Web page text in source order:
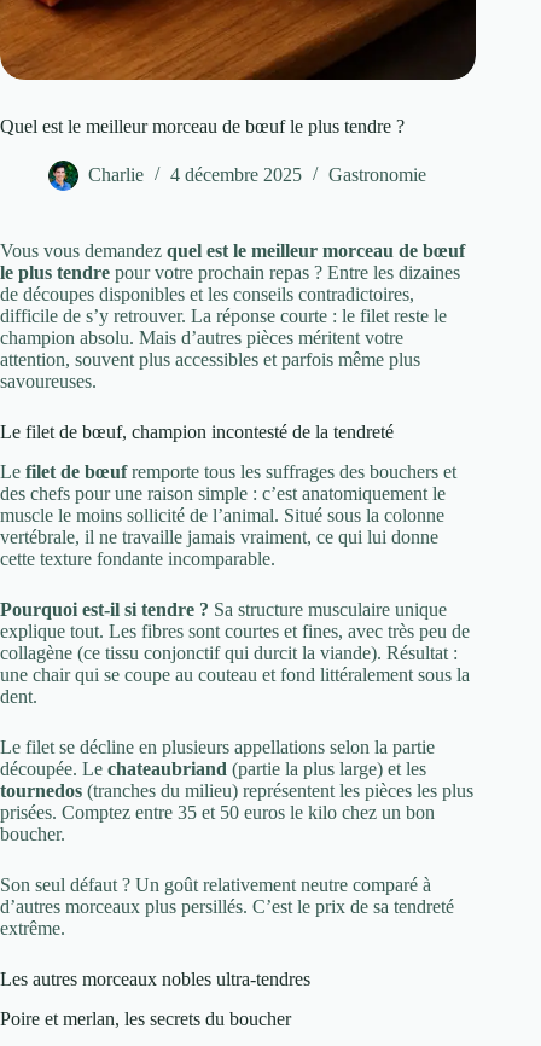
Quel est le meilleur morceau de bœuf le plus tendre ?
Charlie 4 décembre 2025 Gastronomie
Vous vous demandez quel est le meilleur morceau de bœuf
le plus tendre pour votre prochain repas ? Entre les dizaines
de découpes disponibles et les conseils contradictoires,
difficile de s’y retrouver. La réponse courte : le filet reste le
champion absolu. Mais d’autres pièces méritent votre
attention, souvent plus accessibles et parfois même plus
savoureuses.
Le filet de bœuf, champion incontesté de la tendreté
Le filet de bœufremporte tous les suffrages des bouchers et
des chefs pour une raison simple : c’est anatomiquement le
muscle le moins sollicité de l’animal. Situé sous la colonne
vertébrale, il ne travaille jamais vraiment, ce qui lui donne
cette texture fondante incomparable.
Pourquoi est-il si tendre ? Sa structure musculaire unique
explique tout. Les fibres sont courtes et fines, avec très peu de
collagène (ce tissu conjonctif qui durcit la viande). Résultat :
une chair qui se coupe au couteau et fond littéralement sous la
dent.
Le filet se décline en plusieurs appellations selon la partie
découpée. Le chateaubriand (partie la plus large) et les
tournedos (tranches du milieu) représentent les pièces les plus
prisées. Comptez entre 35 et 50 euros le kilo chez un bon
boucher.
Son seul défaut ? Un goût relativement neutre comparé à
d’autres morceaux plus persillés. C’est le prix de sa tendreté
extrême.
Les autres morceaux nobles ultra-tendres
Poire et merlan, les secrets du boucher